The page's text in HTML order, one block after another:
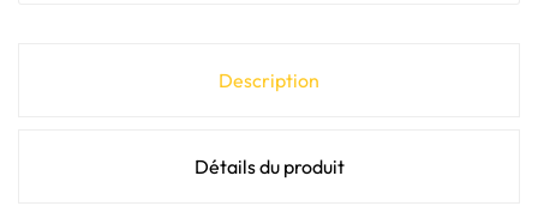
Description
Détails du produit